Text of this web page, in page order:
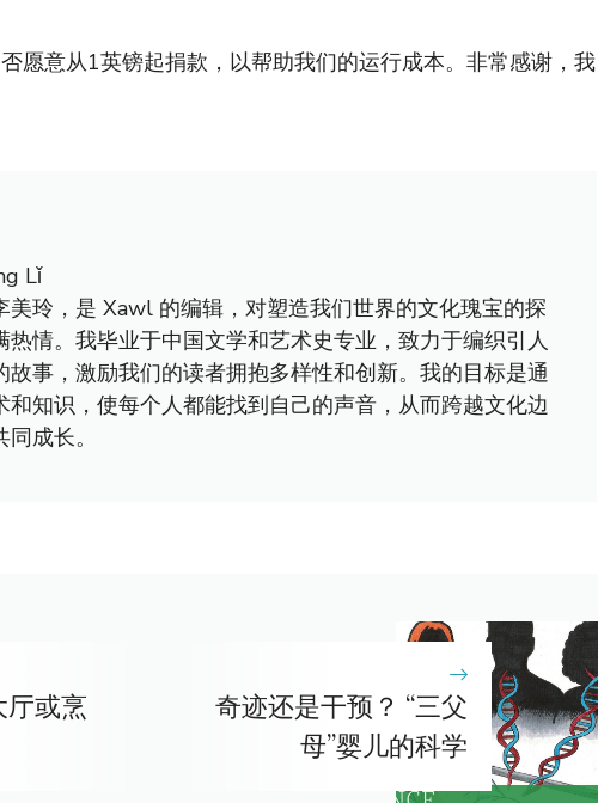
愿意从1英镑起捐款，以帮助我们的运行成本。非常感谢，我
Lǐ
美玲，是 Xawl 的编辑，对塑造我们世界的文化瑰宝的探
热情。我毕业于中国文学和艺术史专业，致力于编织引人
故事，激励我们的读者拥抱多样性和创新。我的目标是通
和知识，使每个人都能找到自己的声音，从而跨越文化边
成长。
厅或烹
奇迹还是干预？ “三父
母”婴儿的科学